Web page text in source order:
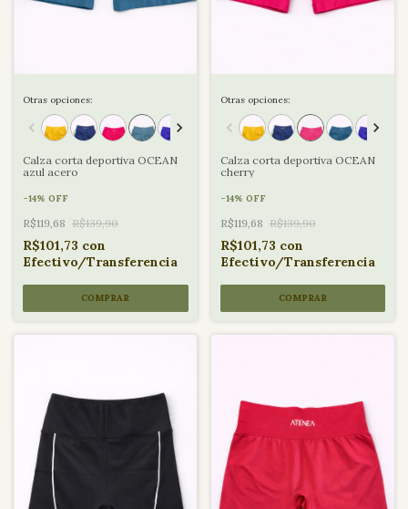
Otras opciones:
Calza corta deportiva OCEAN
azul acero
-14% OFF
R$119,68 R$139,90
R$101,73 con
Efectivo/Transferencia
COMPRAR
Otras opciones:
Calza corta deportiva OCEAN
cherry
-14% OFF
R$119,68 R$139,90
R$101,73 con
Efectivo/Transferencia
COMPRAR